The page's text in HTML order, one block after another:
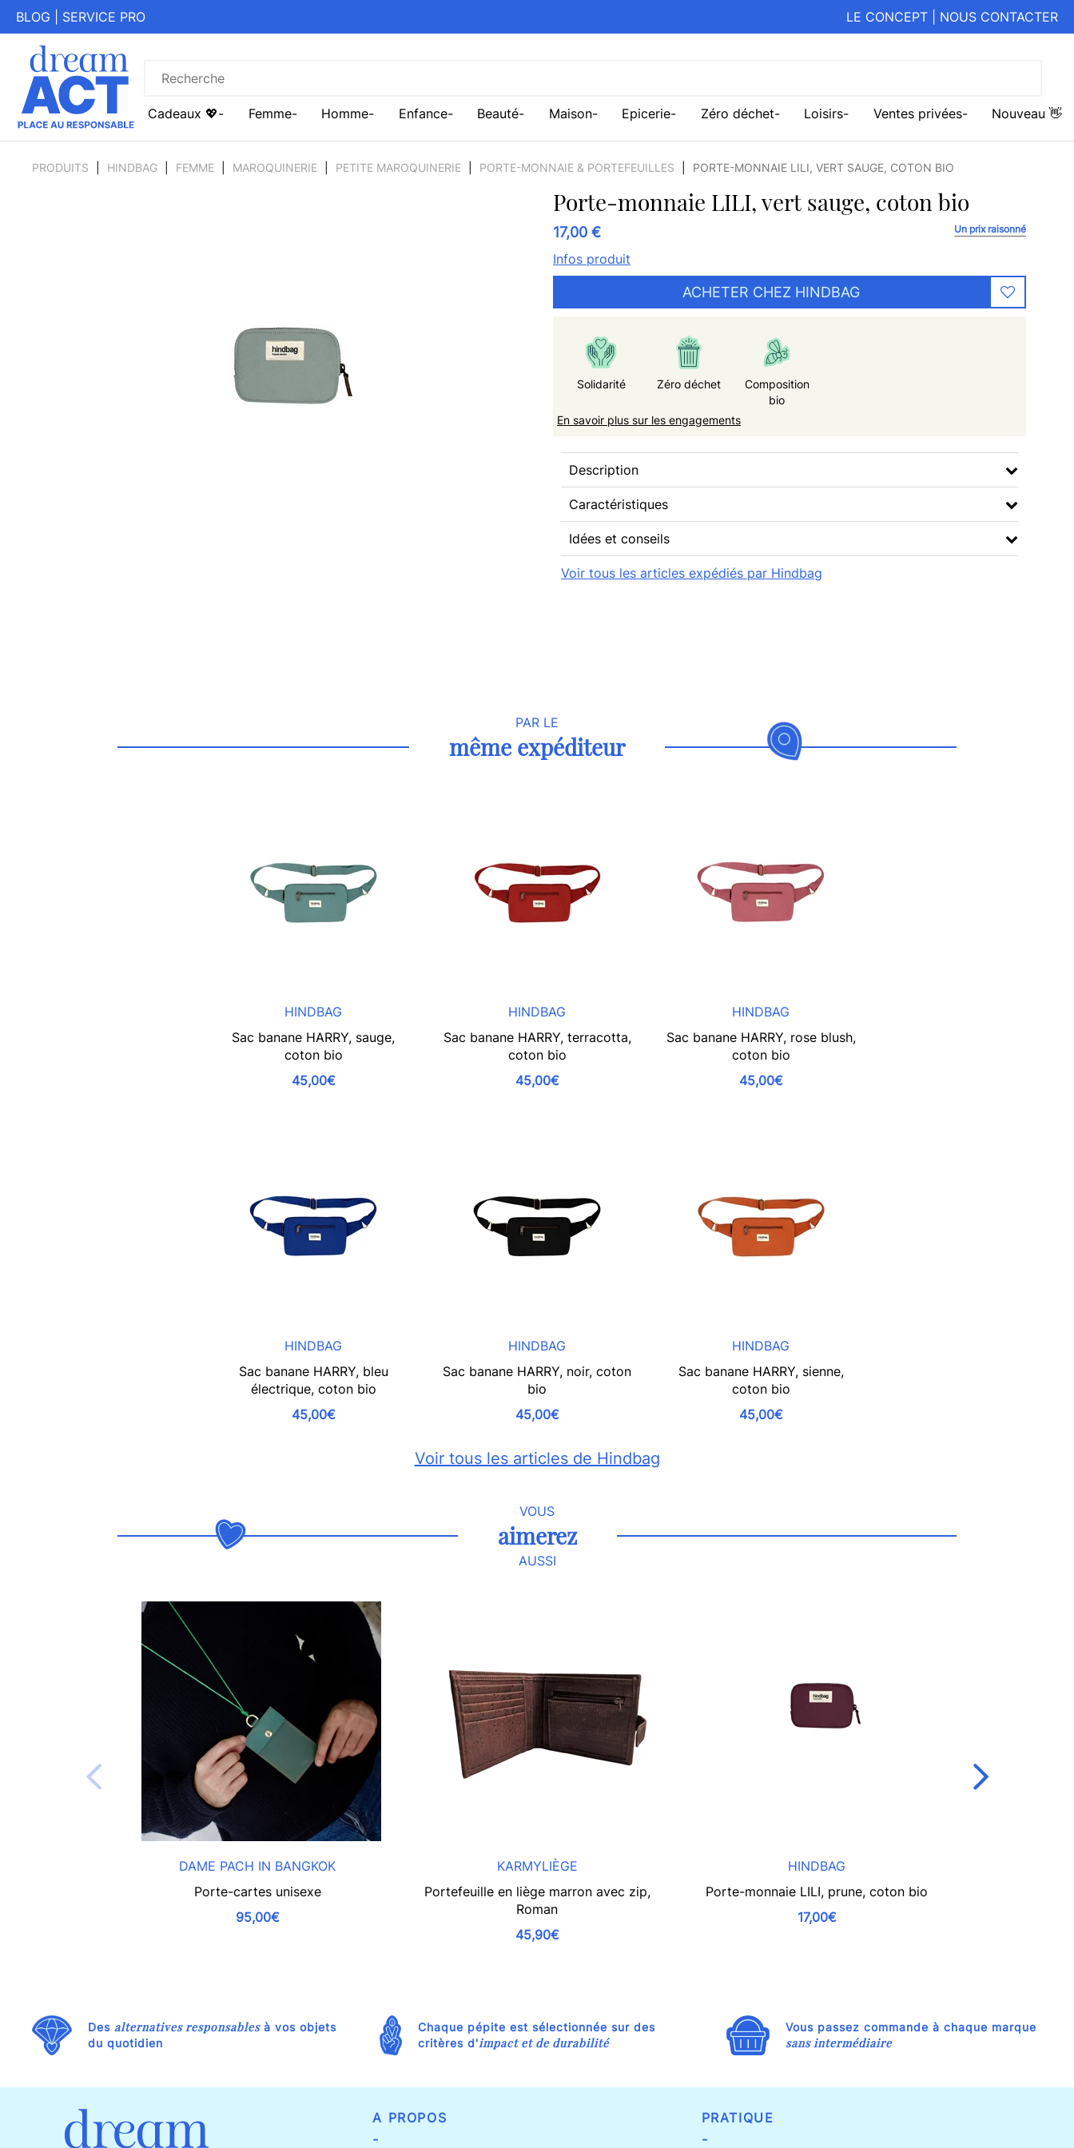
BLOG SERVICE PRO LE CONCEPT NOUS CONTACTER
Cadeaux 💖 Femme Homme Enfance Beauté Maison Epicerie Zéro déchet Loisirs Ventes privées Nouveau 👋
PRODUITS HINDBAG FEMME MAROQUINERIE PETITE MAROQUINERIE PORTE-MONNAIE & PORTEFEUILLES PORTE-MONNAIE LILI, VERT SAUGE, COTON BIO
Porte-monnaie LILI, vert sauge, coton bio
17,00 € Un prix raisonné
Infos produit
ACHETER CHEZ HINDBAG
Solidarité Zéro déchet
Composition
bio
En savoir plus sur les engagements
Description
Caractéristiques
Idées et conseils
Voir tous les articles expédiés par Hindbag
PAR LE
même expéditeur
HINDBAG
Sac banane HARRY, sauge,
coton bio
45,00€
HINDBAG
Sac banane HARRY, terracotta,
coton bio
45,00€
HINDBAG
Sac banane HARRY, rose blush,
coton bio
45,00€
HINDBAG
Sac banane HARRY, bleu
électrique, coton bio
45,00€
HINDBAG
Sac banane HARRY, noir, coton
bio
45,00€
HINDBAG
Sac banane HARRY, sienne,
coton bio
45,00€
Voir tous les articles de Hindbag
VOUS
aimerez
AUSSI
DAME PACH IN BANGKOK
Porte-cartes unisexe
95,00€
KARMYLIÈGE
Portefeuille en liège marron avec zip,
Roman
45,90€
HINDBAG
Porte-monnaie LILI, prune, coton bio
17,00€
Des alternatives responsablesà vos objets
du quotidien
Chaque pépite est sélectionnée sur des
critères d'impact et de durabilité
Vous passez commande à chaque marque
sans intermédiaire
A PROPOS
-
PRATIQUE
-